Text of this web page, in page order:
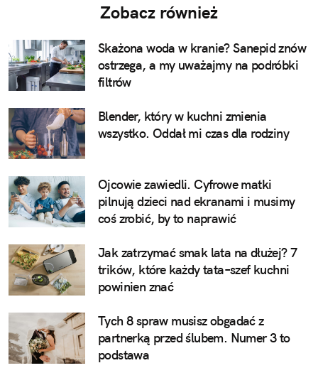
Zobacz również
Skażona woda w kranie? Sanepid znów
ostrzega, a my uważajmy na podróbki
filtrów
Blender, który w kuchni zmienia
wszystko. Oddał mi czas dla rodziny
Ojcowie zawiedli. Cyfrowe matki
pilnują dzieci nad ekranami i musimy
coś zrobić, by to naprawić
Jak zatrzymać smak lata na dłużej? 7
trików, które każdy tata–szef kuchni
powinien znać
Tych 8 spraw musisz obgadać z
partnerką przed ślubem. Numer 3 to
podstawa